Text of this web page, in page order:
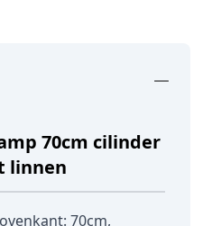
70cm cilinder
linnen
70cm,